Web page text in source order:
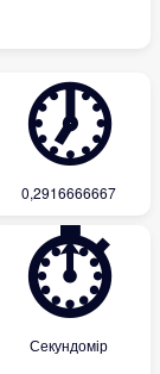
🕖
0,2916666667
⏱
Секундомір